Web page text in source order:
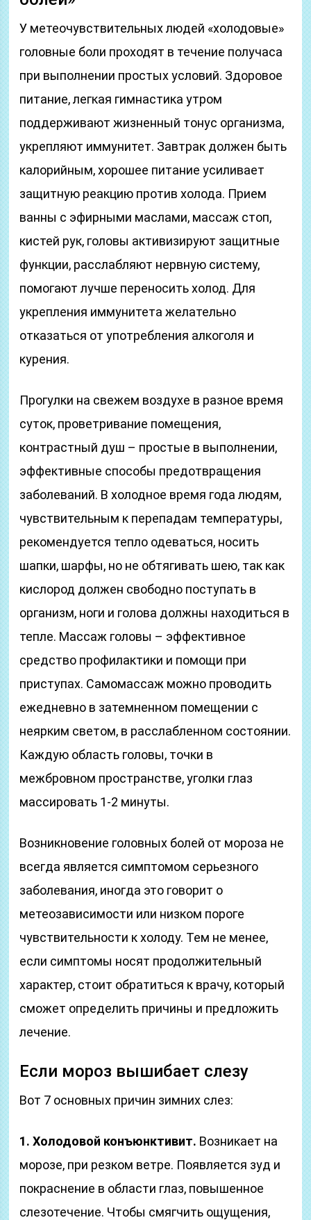
У метеочувствительных людей «холодовые»
головные боли проходят в течение получаса
при выполнении простых условий. Здоровое
питание, легкая гимнастика утром
поддерживают жизненный тонус организма,
укрепляют иммунитет. Завтрак должен быть
калорийным, хорошее питание усиливает
защитную реакцию против холода. Прием
ванны с эфирными маслами, массаж стоп,
кистей рук, головы активизируют защитные
функции, расслабляют нервную систему,
помогают лучше переносить холод. Для
укрепления иммунитета желательно
отказаться от употребления алкоголя и
курения.
Прогулки на свежем воздухе в разное время
суток, проветривание помещения,
контрастный душ – простые в выполнении,
эффективные способы предотвращения
заболеваний. В холодное время года людям,
чувствительным к перепадам температуры,
рекомендуется тепло одеваться, носить
шапки, шарфы, но не обтягивать шею, так как
кислород должен свободно поступать в
организм, ноги и голова должны находиться в
тепле. Массаж головы – эффективное
средство профилактики и помощи при
приступах. Самомассаж можно проводить
ежедневно в затемненном помещении с
неярким светом, в расслабленном состоянии.
Каждую область головы, точки в
межбровном пространстве, уголки глаз
массировать 1-2 минуты.
Возникновение головных болей от мороза не
всегда является симптомом серьезного
заболевания, иногда это говорит о
метеозависимости или низком пороге
чувствительности к холоду. Тем не менее,
если симптомы носят продолжительный
характер, стоит обратиться к врачу, который
сможет определить причины и предложить
лечение.
Если мороз вышибает слезу
Вот 7 основных причин зимних слез:
1. Холодовой конъюнктивит. Возникает на
морозе, при резком ветре. Появляется зуд и
покраснение в области глаз, повышенное
слезотечение. Чтобы смягчить ощущения,